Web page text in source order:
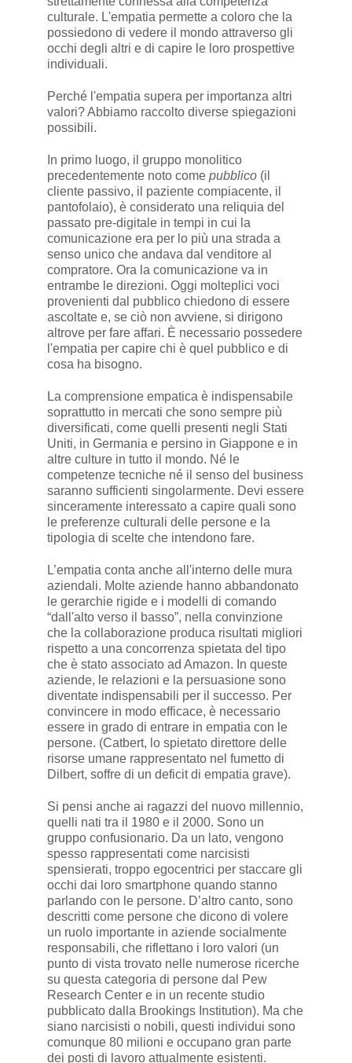
culturale. L'empatia permette a coloro che la
possiedono di vedere il mondo attraverso gli
occhi degli altri e di capire le loro prospettive
individuali.
Perché l'empatia supera per importanza altri
valori? Abbiamo raccolto diverse spiegazioni
possibili.
In primo luogo, il gruppo monolitico
precedentemente noto come pubblico(il
cliente passivo, il paziente compiacente, il
pantofolaio), è considerato una reliquia del
passato pre-digitale in tempi in cui la
comunicazione era per lo più una strada a
senso unico che andava dal venditore al
compratore. Ora la comunicazione va in
entrambe le direzioni. Oggi molteplici voci
provenienti dal pubblico chiedono di essere
ascoltate e, se ciò non avviene, si dirigono
altrove per fare affari. È necessario possedere
l'empatia per capire chi è quel pubblico e di
cosa ha bisogno.
La comprensione empatica è indispensabile
soprattutto in mercati che sono sempre più
diversificati, come quelli presenti negli Stati
Uniti, in Germania e persino in Giappone e in
altre culture in tutto il mondo. Né le
competenze tecniche né il senso del business
saranno sufficienti singolarmente. Devi essere
sinceramente interessato a capire quali sono
le preferenze culturali delle persone e la
tipologia di scelte che intendono fare.
L’empatia conta anche all'interno delle mura
aziendali. Molte aziende hanno abbandonato
le gerarchie rigide e i modelli di comando
“dall'alto verso il basso”, nella convinzione
che la collaborazione produca risultati migliori
rispetto a una concorrenza spietata del tipo
che è stato associato ad Amazon. In queste
aziende, le relazioni e la persuasione sono
diventate indispensabili per il successo. Per
convincere in modo efficace, è necessario
essere in grado di entrare in empatia con le
persone. (Catbert, lo spietato direttore delle
risorse umane rappresentato nel fumetto di
Dilbert, soffre di un deficit di empatia grave).
Si pensi anche ai ragazzi del nuovo millennio,
quelli nati tra il 1980 e il 2000. Sono un
gruppo confusionario. Da un lato, vengono
spesso rappresentati come narcisisti
spensierati, troppo egocentrici per staccare gli
occhi dai loro smartphone quando stanno
parlando con le persone. D’altro canto, sono
descritti come persone che dicono di volere
un ruolo importante in aziende socialmente
responsabili, che riflettano i loro valori (un
punto di vista trovato nelle numerose ricerche
su questa categoria di persone dal Pew
Research Center e in un recente studio
pubblicato dalla Brookings Institution). Ma che
siano narcisisti o nobili, questi individui sono
comunque 80 milioni e occupano gran parte
dei posti di lavoro attualmente esistenti.